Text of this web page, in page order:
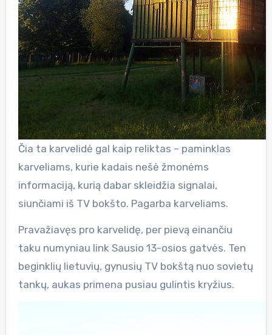
Čia ta karvelidė gal kaip reliktas – paminklas
karveliams, kurie kadais nešė žmonėms
informaciją, kurią dabar skleidžia signalai,
siunčiami iš TV bokšto. Pagarba karveliams.
Pravažiavęs pro karvelidę, per pievą einančiu
taku numyniau link Sausio 13-osios gatvės. Ten
beginklių lietuvių, gynusių TV bokštą nuo sovietų
tankų, aukas primena pusiau gulintis kryžius.